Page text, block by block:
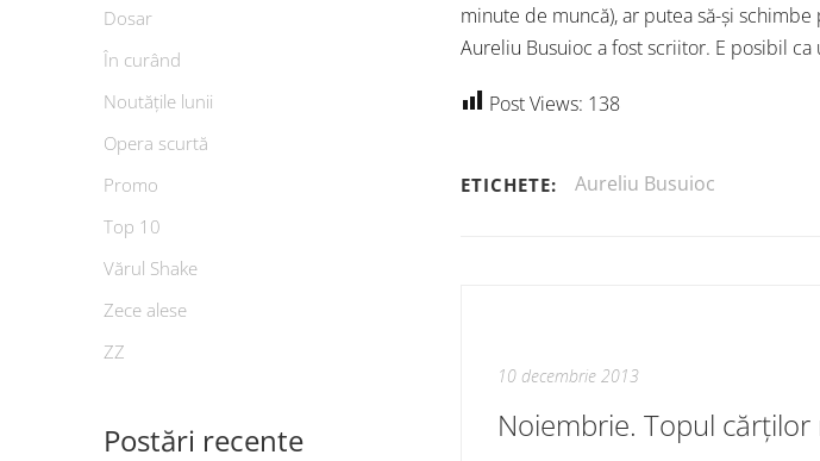
minute de muncă), ar putea să-și schimbe
Aureliu Busuioc a fost scriitor. E posibil
Post Views: 138
ETICHETE: Aureliu Busuioc
10 decembrie 2013
Dosar
În curând
Noutățile lunii
Opera scurtă
Promo
Top 10
Vărul Shake
Zece alese
ZZ
Postări recente